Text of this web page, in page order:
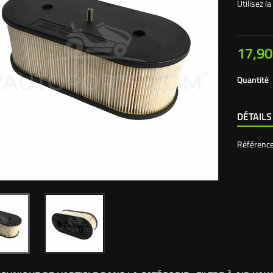
Utilisez
Quantité